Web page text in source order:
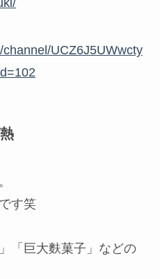
UCZ6J5UWwcty
す笑
「巨大麩菓子」などの